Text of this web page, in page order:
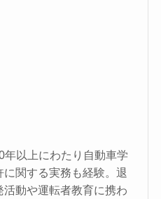
以上にわたり自動車学
関する実務も経験。退
動や運転者教育に携わ